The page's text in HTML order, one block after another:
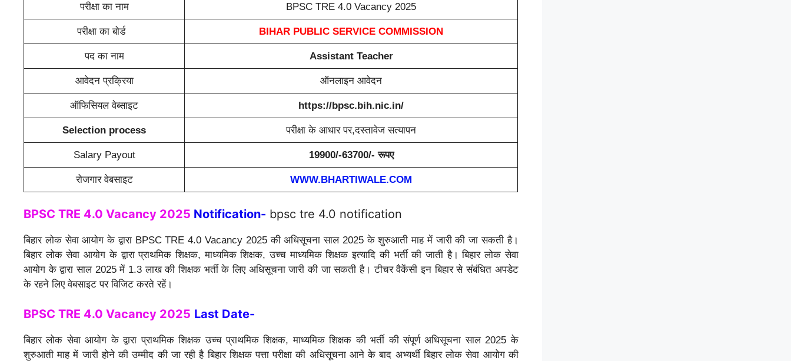
परीक्षा का नाम BPSC TRE 4.0 Vacancy 2025
परीक्षा का बोर्ड BIHAR PUBLIC SERVICE COMMISSION
पद का नाम Assistant Teacher
आवेदन प्रक्रिया ऑनलाइन आवेदन
ऑफिसियल वेब्साइट https://bpsc.bih.nic.in/
Selection process परीक्षा के आधार पर,दस्तावेज सत्यापन
Salary Payout 19900/-63700/- रूपए
रोजगार वेबसाइट WWW.BHARTIWALE.COM
BPSC TRE 4.0 Vacancy 2025 Notification- bpsc tre 4.0 notification
बिहार लोक सेवा आयोग के द्वारा BPSC TRE 4.0 Vacancy 2025 की अधिसूचना साल 2025 के शुरुआती माह में जारी की जा सकती है।
बिहार लोक सेवा आयोग के द्वारा प्राथमिक शिक्षक, माध्यमिक शिक्षक, उच्च माध्यमिक शिक्षक इत्यादि की भर्ती की जाती है। बिहार लोक सेवा
आयोग के द्वारा साल 2025 में 1.3 लाख की शिक्षक भर्ती के लिए अधिसूचना जारी की जा सकती है। टीचर वैकेंसी इन बिहार से संबंधित अपडेट
के रहने लिए वेबसाइट पर विजिट करते रहें।
BPSC TRE 4.0 Vacancy 2025 Last Date-
बिहार लोक सेवा आयोग के द्वारा प्राथमिक शिक्षक उच्च प्राथमिक शिक्षक, माध्यमिक शिक्षक की भर्ती की संपूर्ण अधिसूचना साल 2025 के
शुरुआती माह में जारी होने की उम्मीद की जा रही है बिहार शिक्षक पत्ता परीक्षा की अधिसूचना आने के बाद अभ्यर्थी बिहार लोक सेवा आयोग की